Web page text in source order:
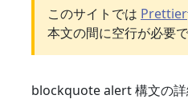
このサイトでは Prettier
本文の間に空行が必要で
blockquote alert 構文の